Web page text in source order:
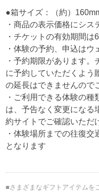
●箱サイズ：（約）
・商品の表示価格にシ
・チケットの有効期間は
・体験の予約、申込は
・予約期限があります
に予約していただくよう
の延長はできませんので
・ご利用できる体験の
は、予告なく変更になる
約サイトでご確認いただ
・体験場所までの往復
となります
■さまざまなギフトアイテムを